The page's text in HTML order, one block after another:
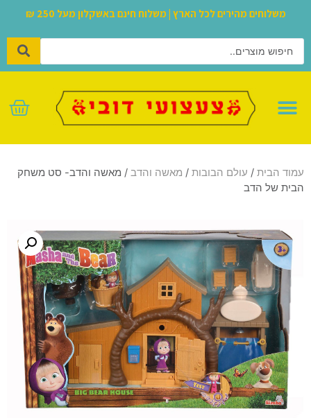
משלוחים מהירים לכל הארץ | משלוח חינם באשקלון מעל 250 ₪
עמוד הבית / עולם הבובות / מאשה והדב / מאשה והדב- סט משחק
הבית של הדב